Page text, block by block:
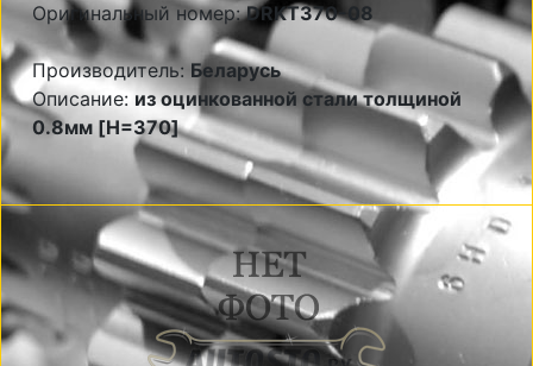
Оригинальный номер:DRKT370-08
Производитель: Беларусь
Описание: из оцинкованной стали толщиной
0.8мм [H=370]